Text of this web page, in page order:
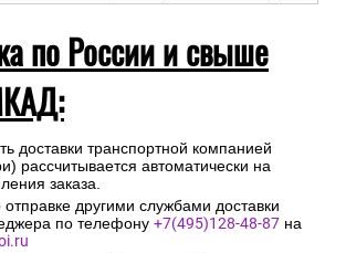
по России и свыше
доставки транспортной компанией
рассчитывается автоматически на
заказа.
другими службами доставки
по телефону +7(495)128-48-87 на